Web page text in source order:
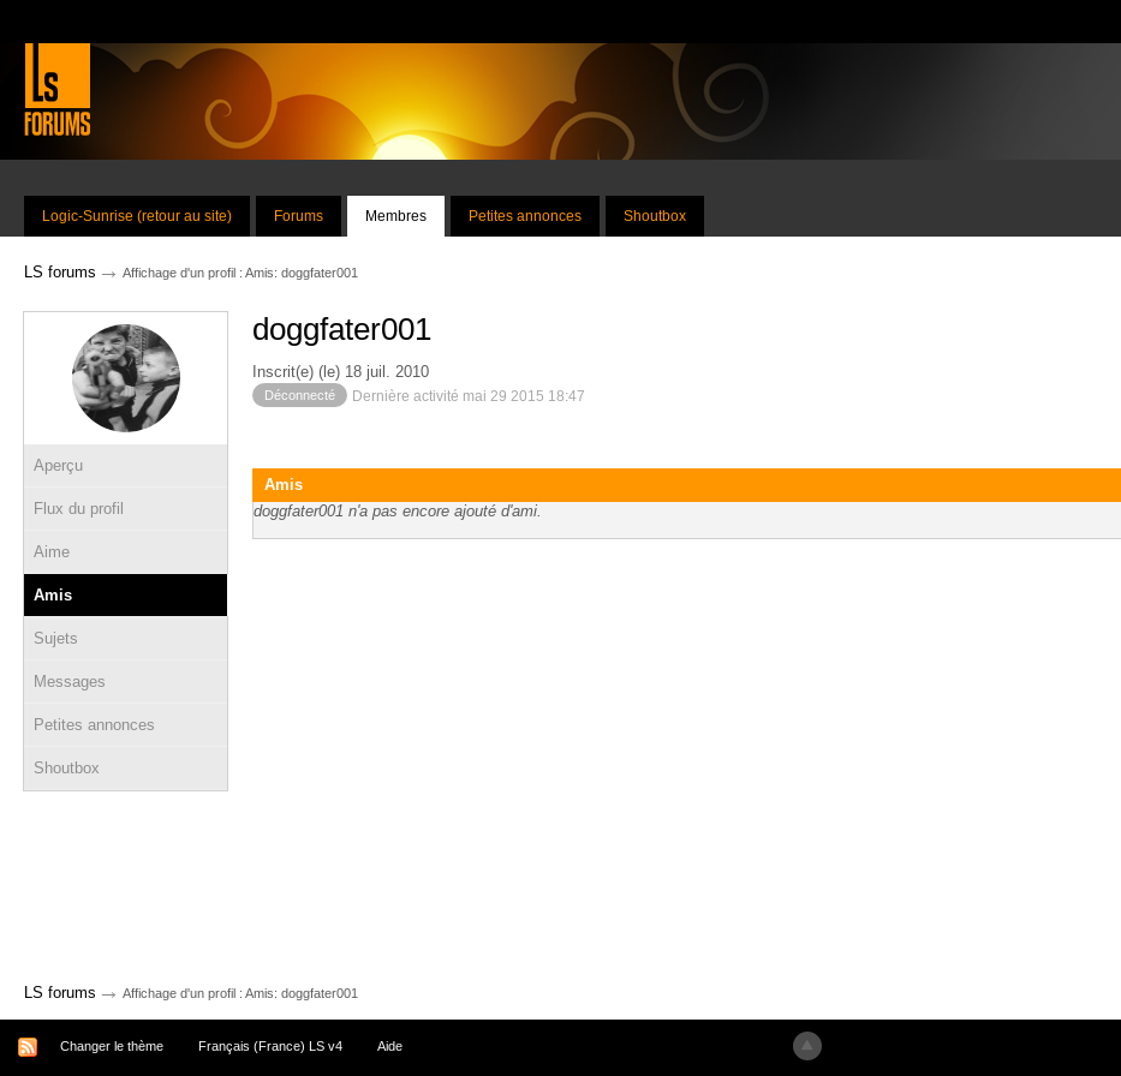
Logic-Sunrise (retour au site) Forums Membres Petites annonces Shoutbox
LS forums → Affichage d'un profil : Amis: doggfater001
Aperçu
Flux du profil
Aime
Amis
Sujets
Messages
Petites annonces
Shoutbox
doggfater001
Inscrit(e) (le) 18 juil. 2010
Déconnecté Dernière activité mai 29 2015 18:47
Amis
doggfater001 n'a pas encore ajouté d'ami.
LS forums → Affichage d'un profil : Amis: doggfater001
Changer le thème Français (France) LS v4 Aide